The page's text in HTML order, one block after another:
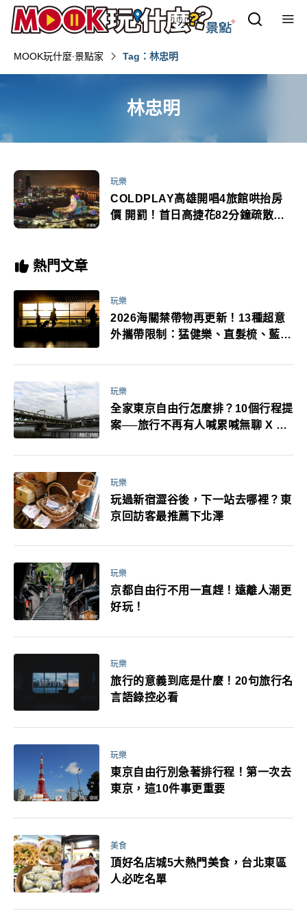
MOOK玩什麼‧景點家 Tag：林忠明
林忠明
玩樂
COLDPLAY高雄開唱4旅館哄抬房
價 開罰！首日高捷花82分鐘疏散樂
熱門文章
玩樂
2026海關禁帶物再更新！13種超意
外攜帶限制：猛健樂、直髮梳、藍牙
萬！注意事項一次看！
玩樂
全家東京自由行怎麼排？10個行程提
案──旅行不再有人喊累喊無聊 X 爸
玩樂
玩過新宿澀谷後，下一站去哪裡？東
京回訪客最推薦下北澤
玩樂
京都自由行不用一直趕！遠離人潮更
好玩！
玩樂
旅行的意義到底是什麼！20句旅行名
言語錄控必看
玩樂
東京自由行別急著排行程！第一次去
東京，這10件事更重要
美食
頂好名店城5大熱門美食，台北東區
人必吃名單